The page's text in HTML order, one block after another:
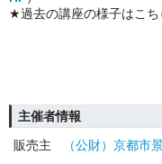
★過去の講座の様子はこ
主催者情報
販売主
（公財）京都市